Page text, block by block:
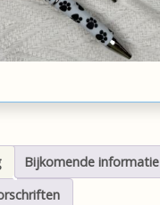
Bijkomende informatie